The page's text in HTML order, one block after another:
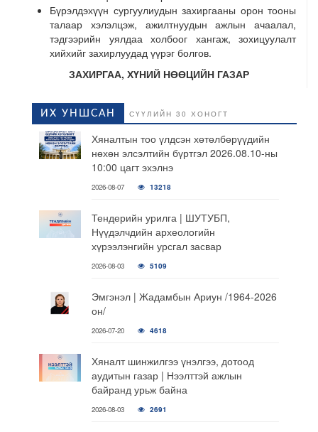
Бүрэлдэхүүн сургуулиудын захиргааны орон тооны
талаар хэлэлцэж, ажилтнуудын ажлын ачаалал,
тэдгээрийн уялдаа холбоог хангаж, зохицуулалт
хийхийг захирлуудад үүрэг болгов.
ЗАХИРГАА, ХҮНИЙ НӨӨЦИЙН ГАЗАР
ИХ УНШСАН СҮҮЛИЙН 30 ХОНОГТ
Хяналтын тоо үлдсэн хөтөлбөрүүдийн
нөхөн элсэлтийн бүртгэл 2026.08.10-ны
10:00 цагт эхэлнэ
2026-08-07 13218
Тендерийн урилга | ШУТУБП,
Нүүдэлчдийн археологийн
хүрээлэнгийн урсгал засвар
2026-08-03 5109
Эмгэнэл | Жадамбын Ариун /1964-2026
он/
2026-07-20 4618
Хяналт шинжилгээ үнэлгээ, дотоод
аудитын газар | Нээлттэй ажлын
байранд урьж байна
2026-08-03 2691